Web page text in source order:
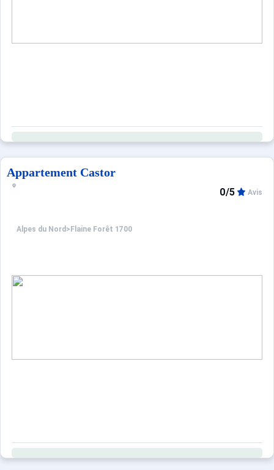
Appartement Castor
Alpes du Nord > Flaine Forêt 1700
0/5 Avis